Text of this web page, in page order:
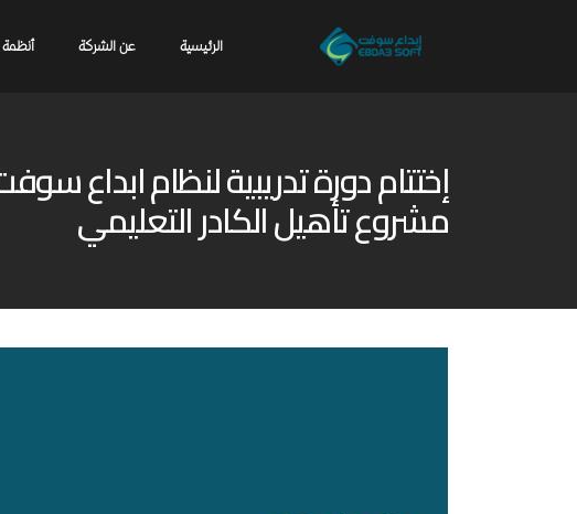
الرئيسية عن الشركة
إختتام دورة تدريبية لنظام ابداع
مشروع تأهيل الكادر التعليمي